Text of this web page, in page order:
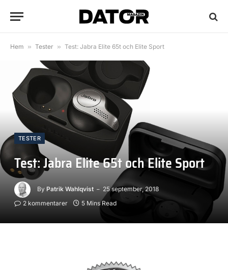
Hem » Tester » Test: Jabra Elite 65t och Elite Sport
TESTER
Test: Jabra Elite 65t och Elite Sport
By Patrik Wahlqvist
25 september, 2018
2 kommentarer
5 Mins Read